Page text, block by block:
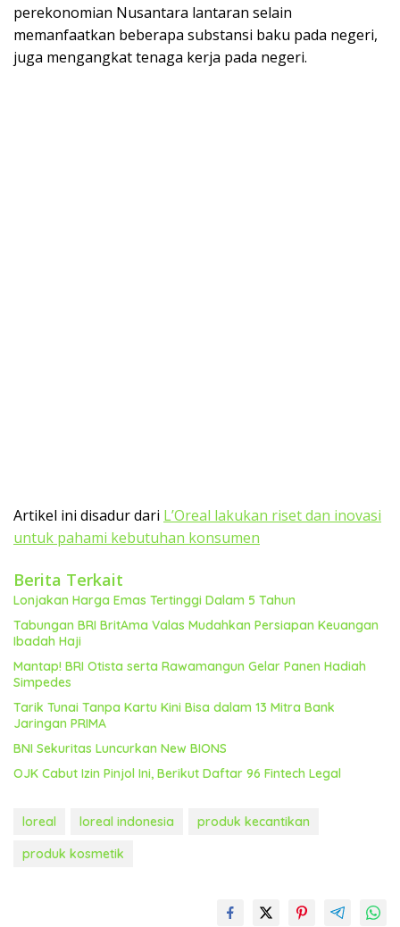
perekonomian Nusantara lantaran selain
memanfaatkan beberapa substansi baku pada negeri,
juga mengangkat tenaga kerja pada negeri.
Artikel ini disadur dari L’Oreal lakukan riset dan inovasi
untuk pahami kebutuhan konsumen
Berita Terkait
Lonjakan Harga Emas Tertinggi Dalam 5 Tahun
Tabungan BRI BritAma Valas Mudahkan Persiapan Keuangan
Ibadah Haji
Mantap! BRI Otista serta Rawamangun Gelar Panen Hadiah
Simpedes
Tarik Tunai Tanpa Kartu Kini Bisa dalam 13 Mitra Bank
Jaringan PRIMA
BNI Sekuritas Luncurkan New BIONS
OJK Cabut Izin Pinjol Ini, Berikut Daftar 96 Fintech Legal
loreal loreal indonesia
produk kecantikan
produk kosmetik